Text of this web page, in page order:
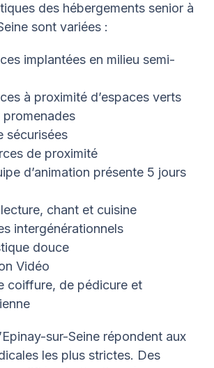
des hébergements senior à
sont variées :
implantées en milieu semi-
à proximité d’espaces verts
promenades
sécurisées
de proximité
d’animation présente 5 jours
chant et cuisine
intergénérationnels
douce
Vidéo
coiffure, de pédicure et
sur-Seine répondent aux
les plus strictes. Des